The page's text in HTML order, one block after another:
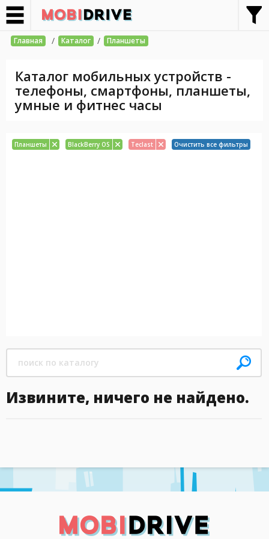
Главная / Каталог / Планшеты
Каталог мобильных устройств -
телефоны, смартфоны, планшеты,
умные и фитнес часы
Планшеты BlackBerry OS Teclast Очистить все фильтры
Извините, ничего не найдено.